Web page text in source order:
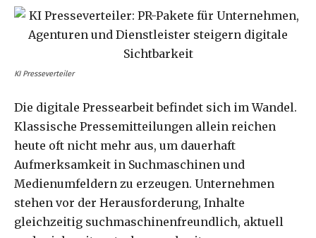
KI Presseverteiler
Die digitale Pressearbeit befindet sich im Wandel.
Klassische Pressemitteilungen allein reichen
heute oft nicht mehr aus, um dauerhaft
Aufmerksamkeit in Suchmaschinen und
Medienumfeldern zu erzeugen. Unternehmen
stehen vor der Herausforderung, Inhalte
gleichzeitig suchmaschinenfreundlich, aktuell